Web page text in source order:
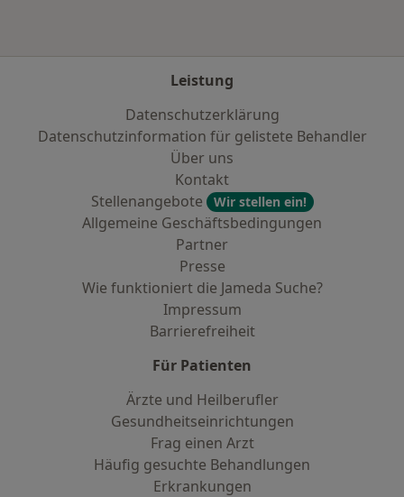
Leistung
Datenschutzerklärung
Datenschutzinformation für gelistete Behandler
Über uns
Kontakt
Stellenangebote
Wir stellen ein!
Allgemeine Geschäftsbedingungen
Partner
Presse
Wie funktioniert die Jameda Suche?
Impressum
Barrierefreiheit
Für Patienten
Ärzte und Heilberufler
Gesundheitseinrichtungen
Frag einen Arzt
Häufig gesuchte Behandlungen
Erkrankungen